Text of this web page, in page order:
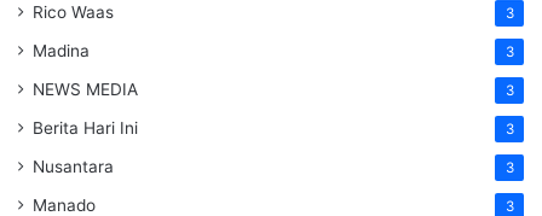
Rico Waas 3
Madina 3
NEWS MEDIA 3
Berita Hari Ini 3
Nusantara 3
Manado 3